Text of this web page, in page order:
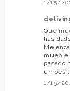
1/15/
Que
has
Me
mueble
pasado
un
1/15/